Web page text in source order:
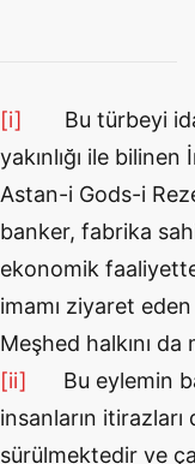
[i] Bu türbeyi
yakınlığı ile
Astan-i Gods-i
banker, fabrika
ekonomik
imamı ziyaret
Meşhed halkını
[ii] Bu eylemin
insanların
sürülmektedir ve